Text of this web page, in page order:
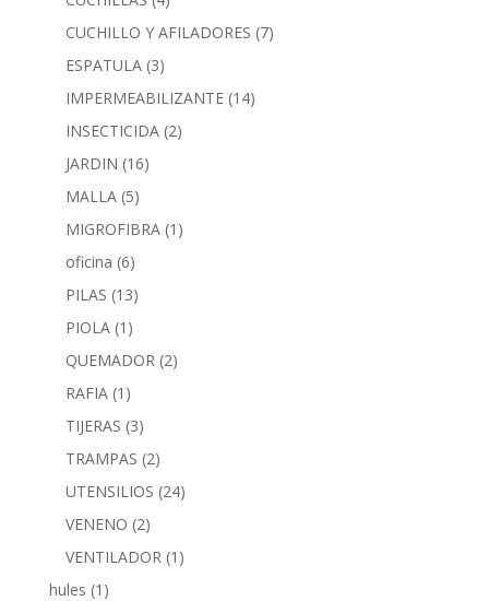
CUCHILLO Y AFILADORES (7)
ESPATULA (3)
IMPERMEABILIZANTE (14)
INSECTICIDA (2)
JARDIN (16)
MALLA (5)
MIGROFIBRA (1)
oficina (6)
PILAS (13)
PIOLA (1)
QUEMADOR (2)
RAFIA (1)
TIJERAS (3)
TRAMPAS (2)
UTENSILIOS (24)
VENENO (2)
VENTILADOR (1)
hules (1)